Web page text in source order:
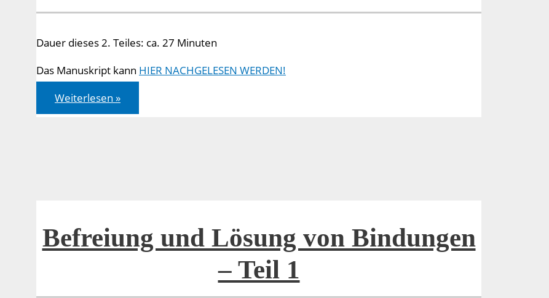
Dauer dieses 2. Teiles: ca. 27 Minuten
Das Manuskript kann HIER NACHGELESEN WERDEN!
Befreiung
und
Lösung
Weiterlesen »
Befreiung und Lösung von Bindungen
– Teil 1